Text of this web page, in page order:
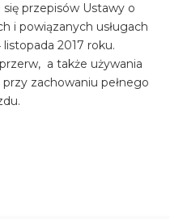
przepisów Ustawy o
i powiązanych usługach
2017 roku.
a także używania
zachowaniu pełnego